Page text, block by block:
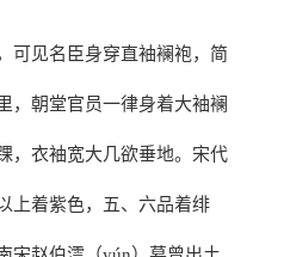
可见名臣身穿直袖襕袍，简
，朝堂官员一律身着大袖襕
，衣袖宽大几欲垂地。宋代
上着紫色，五、六品着绯